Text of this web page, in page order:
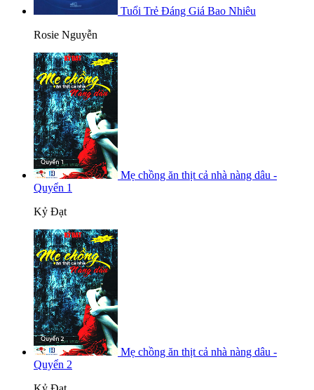
Tuổi Trẻ Đáng Giá Bao Nhiêu
Rosie Nguyễn
Mẹ chồng ăn thịt cả nhà nàng dâu -
Quyển 1
Kỷ Đạt
Mẹ chồng ăn thịt cả nhà nàng dâu -
Quyển 2